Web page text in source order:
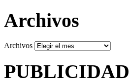
Archivos
Archivos
PUBLICIDAD